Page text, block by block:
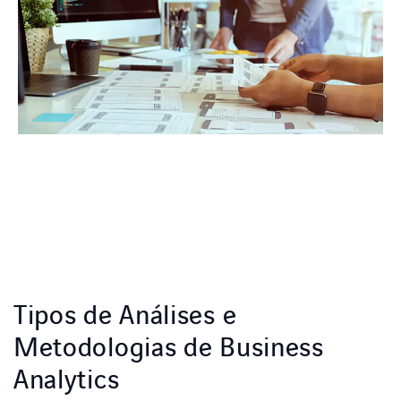
Tipos de Análises e
Metodologias de Business
Analytics